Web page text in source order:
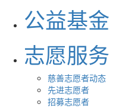
公益基金
志愿服务
慈善志愿者动态
先进志愿者
招募志愿者